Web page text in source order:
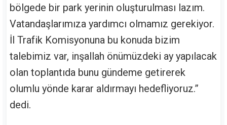
bölgede bir park yerinin oluşturulması lazım.
Vatandaşlarımıza yardımcı olmamız gerekiyor.
İl Trafik Komisyonuna bu konuda bizim
talebimiz var, inşallah önümüzdeki ay yapılacak
olan toplantıda bunu gündeme getirerek
olumlu yönde karar aldırmayı hedefliyoruz.”
dedi.